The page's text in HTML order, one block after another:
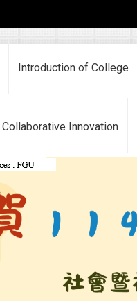
Introduction of College
Collaborative Innovation